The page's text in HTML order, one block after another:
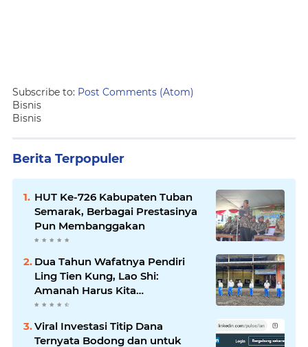
Subscribe to: Post Comments (Atom)
Bisnis
Bisnis
Berita Terpopuler
HUT Ke-726 Kabupaten Tuban
Semarak, Berbagai Prestasinya
Pun Membanggakan
Dua Tahun Wafatnya Pendiri
Ling Tien Kung, Lao Shi:
Amanah Harus Kita
Laksanakan!
Viral Investasi Titip Dana
Ternyata Bodong dan untuk